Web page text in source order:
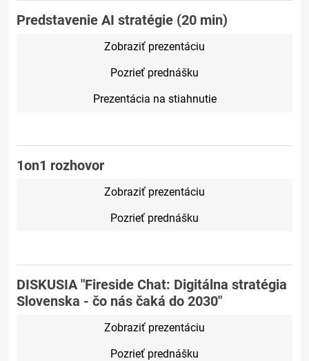
Predstavenie AI stratégie (20 min)
Zobraziť prezentáciu
Pozrieť prednášku
Prezentácia na stiahnutie
1on1 rozhovor
Zobraziť prezentáciu
Pozrieť prednášku
DISKUSIA "Fireside Chat: Digitálna stratégia
Slovenska - čo nás čaká do 2030"
Zobraziť prezentáciu
Pozrieť prednášku